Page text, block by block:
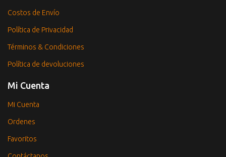
Costos de Envío
Política de Privacidad
Términos & Condiciones
Política de devoluciones
Mi Cuenta
Mi Cuenta
Ordenes
Favoritos